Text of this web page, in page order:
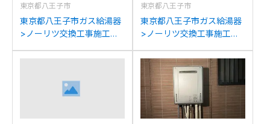
東京都八王子市
東京都八王子市ガス給湯器
>ノーリツ交換工事施工事
2427AWX-T-1からノーリツ
東京都八王子市
東京都八王子市ガス給湯器
>ノーリツ交換工事施工事
C2452SAWX-2からノーリ
ツGT-C2472SAW BLへの
交換